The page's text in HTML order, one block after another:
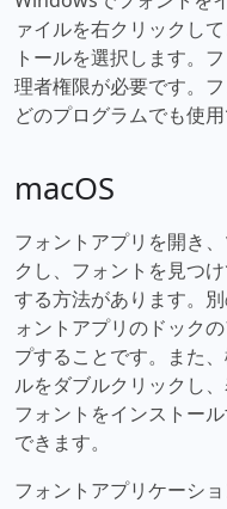
ァイルを右クリックし
トールを選択します。
理者権限が必要です。
どのプログラムでも使
macOS
フォントアプリを開き
クし、フォントを見つ
する方法があります。
ォントアプリのドック
プすることです。また
ルをダブルクリックし
フォントをインストー
できます。
フォントアプリケーシ